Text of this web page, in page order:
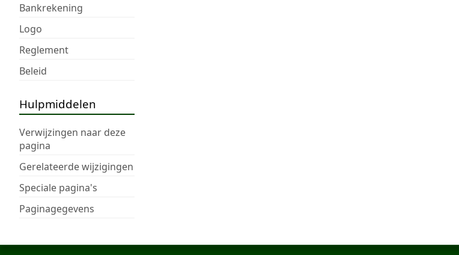
Bankrekening
Logo
Reglement
Beleid
Hulpmiddelen
Verwijzingen naar deze
pagina
Gerelateerde wijzigingen
Speciale pagina's
Paginagegevens